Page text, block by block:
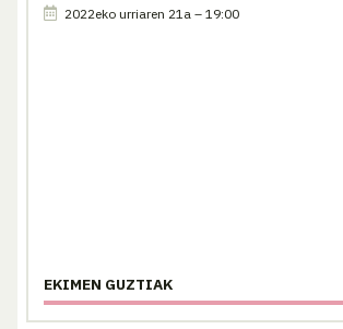
2022eko urriaren 21a – 19:00
EKIMEN GUZTIAK